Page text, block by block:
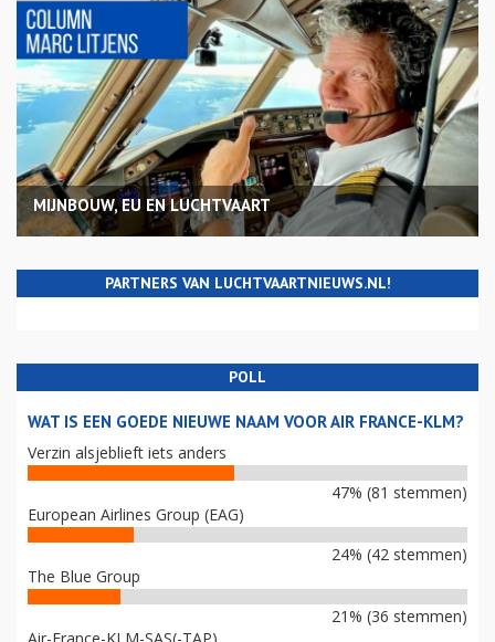
MIJNBOUW, EU EN LUCHTVAART
PARTNERS VAN LUCHTVAARTNIEUWS.NL!
POLL
WAT IS EEN GOEDE NIEUWE NAAM VOOR AIR FRANCE-KLM?
Verzin alsjeblieft iets anders
47% (81 stemmen)
European Airlines Group (EAG)
24% (42 stemmen)
The Blue Group
21% (36 stemmen)